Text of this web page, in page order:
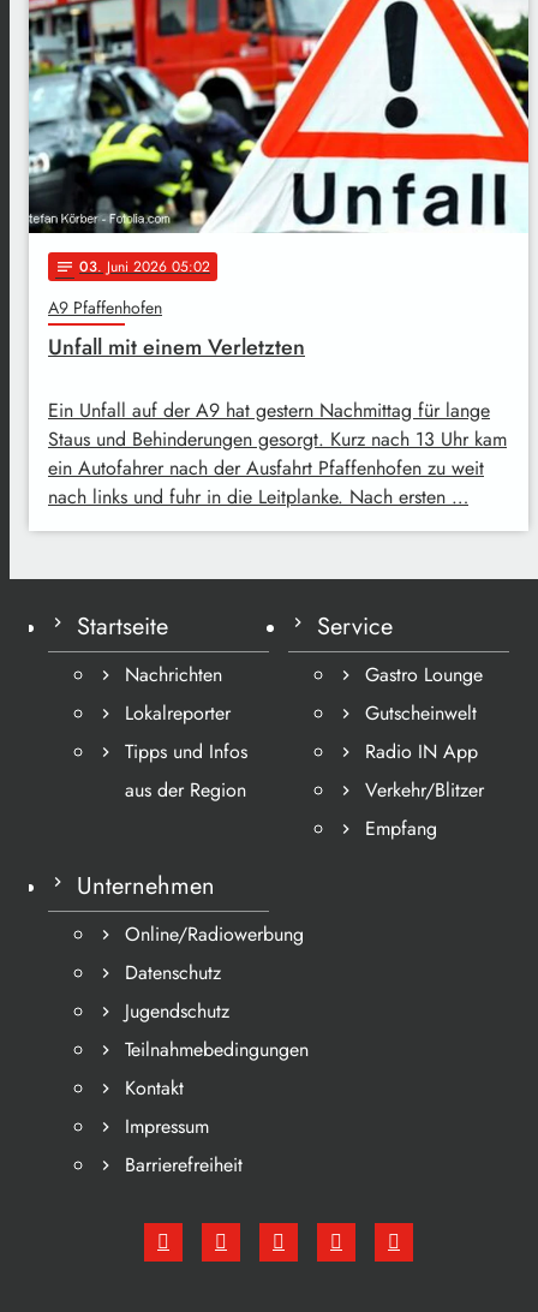
notes 03. Juni 2026 05:02
A9 Pfaffenhofen
Unfall mit einem Verletzten
Ein Unfall auf der A9 hat gestern Nachmittag für lange
Staus und Behinderungen gesorgt. Kurz nach 13 Uhr kam
ein Autofahrer nach der Ausfahrt Pfaffenhofen zu weit
nach links und fuhr in die Leitplanke. Nach ersten …
Startseite
Nachrichten
Lokalreporter
Tipps und Infos
aus der Region
Service
Gastro Lounge
Gutscheinwelt
Radio IN App
Verkehr/Blitzer
Empfang
Unternehmen
Online/Radiowerbung
Datenschutz
Jugendschutz
Teilnahmebedingungen
Kontakt
Impressum
Barrierefreiheit